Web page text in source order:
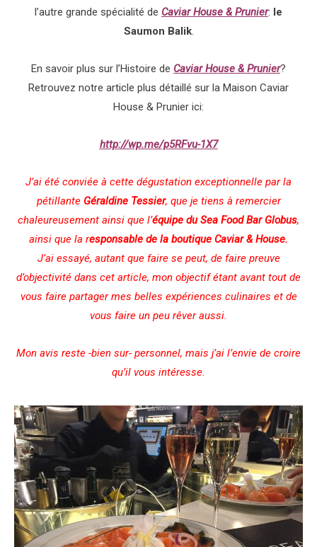
l’autre grande spécialité de Caviar House & Prunier: le
Saumon Balik.
En savoir plus sur l’Histoire de Caviar House & Prunier?
Retrouvez notre article plus détaillé sur la Maison Caviar
House & Prunier ici:
http://wp.me/p5RFvu-1X7
J’ai été conviée à cette dégustation exceptionnelle par la
pétillante Géraldine Tessier, que je tiens à remercier
chaleureusement ainsi que l’équipe du Sea Food Bar Globus,
ainsi que la responsable de la boutique Caviar & House.
J’ai essayé, autant que faire se peut, de faire preuve
d’objectivité dans cet article, mon objectif étant avant tout de
vous faire partager mes belles expériences culinaires et de
vous faire un peu rêver aussi.
Mon avis reste -bien sur- personnel, mais j’ai l’envie de croire
qu’il vous intéresse.